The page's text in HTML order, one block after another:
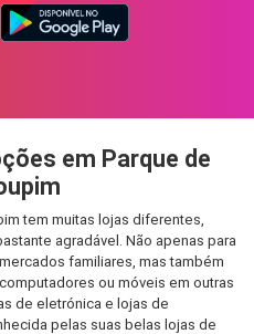
em Parque de
tem muitas lojas diferentes,
agradável. Não apenas para
familiares, mas também
ou móveis em outras
de eletrónica e lojas de
pelas suas belas lojas de